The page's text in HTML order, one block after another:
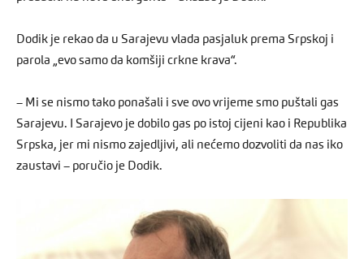
Dodik je rekao da u Sarajevu vlada pasjaluk prema Srpskoj i
parola „evo samo da komšiji crkne krava“.
– Mi se nismo tako ponašali i sve ovo vrijeme smo puštali gas
Sarajevu. I Sarajevo je dobilo gas po istoj cijeni kao i Republika
Srpska, jer mi nismo zajedljivi, ali nećemo dozvoliti da nas iko
zaustavi – poručio je Dodik.